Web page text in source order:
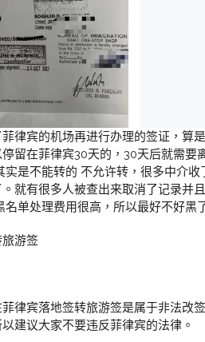
律宾的机场再进行办理的签证，算
留在菲律宾30天的，30天后就需要
实是不能转的 不允许转，很多中介
就有很多人被查出来取消了记录并
名单处理费用很高，所以最好不好黑
游签
律宾落地签转旅游签是属于非法改
建议大家不要违反菲律宾的法律。